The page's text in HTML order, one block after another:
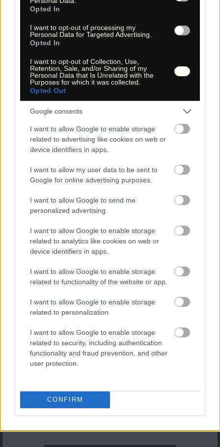
Opted In
I want to opt-out of processing my
Personal Data for Targeted Advertising.
Opted In
I want to opt-out of Collection, Use,
Retention, Sale, and/or Sharing of my
Personal Data that Is Unrelated with the
Purposes for which it was collected.
Opted Out
Google consents
I want to allow Google to enable storage
related to advertising like cookies on web or
device identifiers in apps.
I want to allow my user data to be sent to
Google for online advertising purposes.
I want to allow Google to send me
personalized advertising.
I want to allow Google to enable storage
related to analytics like cookies on web or
device identifiers in apps.
I want to allow Google to enable storage
related to functionality of the website or app.
I want to allow Google to enable storage
related to personalization.
I want to allow Google to enable storage
related to security, including authentication
functionality and fraud prevention, and other
user protection.
CONFIRM
links und rechts davon die unglaublichsten Formationen; wie
mit Persil gewaschen. Es ist einfach der Hammer. Folgen Sie
Straße auf.
Section 4
Hier gibt es einen ausgewiesenen Trail, den einzigen
rechts an die interessanten Cliffs heran und dann zweimal
links immer am Zaun entlang zurück zum Trailhead.
Sie haben nun mehrere Stunden in diesem interessanten und
wunderschönen Gebiet verbracht und unglaubliche
Felsformationen gesehen. Ich verspreche Ihnen, dass Sie
begeistert sind.
5. Wanderkarten Hiking maps
Nachfolgend finden Sie zwei Wanderkarten:
(Strassenkarte - topographische Karte - Satellit | Street
Map - Topo Map - Satellit)
5.2 Topografische Wanderkarte
Die interaktive Wanderkarte bietet Ihnen die Möglichkeiten,
bei der Beurteilung und Planung der Wanderungen z.B.
Satelliten-Aufnahmen anzusehen, in der Topografie zu zoomen
und das weitere Umfeld zu begutachten und zu erkunden.
Die topografische Karte kann gedruckt (8. Druck | Printing)
und mit in die USA genommen werden, um sich bei der
Wanderung, neben der GPS-Navigation, an der Kartografie,